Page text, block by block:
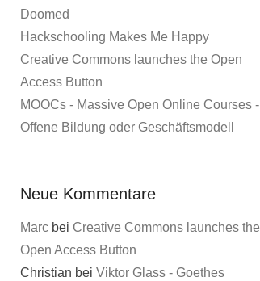
Doomed
Hackschooling Makes Me Happy
Creative Commons launches the Open
Access Button
MOOCs - Massive Open Online Courses -
Offene Bildung oder Geschäftsmodell
Neue Kommentare
Marc bei Creative Commons launches the
Open Access Button
Christian bei Viktor Glass - Goethes